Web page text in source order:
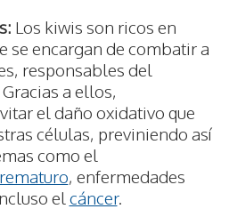
Los kiwis son ricos en
se encargan de combatir a
responsables del
a ellos,
el daño oxidativo que
células, previniendo así
como el
, enfermedades
el cáncer.